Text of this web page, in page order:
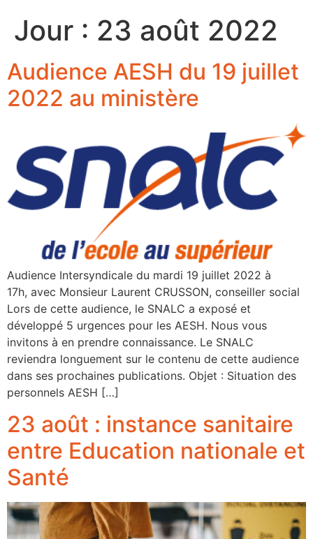
Jour : 23 août 2022
Audience AESH du 19 juillet
2022 au ministère
Audience Intersyndicale du mardi 19 juillet 2022 à
17h, avec Monsieur Laurent CRUSSON, conseiller social
Lors de cette audience, le SNALC a exposé et
développé 5 urgences pour les AESH. Nous vous
invitons à en prendre connaissance. Le SNALC
reviendra longuement sur le contenu de cette audience
dans ses prochaines publications. Objet : Situation des
personnels AESH […]
23 août : instance sanitaire
entre Education nationale et
Santé